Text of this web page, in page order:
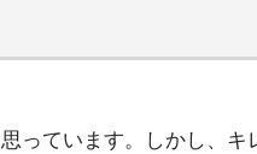
っています。しかし、キ